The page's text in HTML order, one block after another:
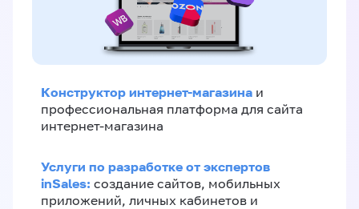
Конструктор интернет-магазина и
профессиональная платформа для сайта
интернет-магазина
Услуги по разработке от экспертов
inSales: создание сайтов, мобильных
приложений, личных кабинетов и